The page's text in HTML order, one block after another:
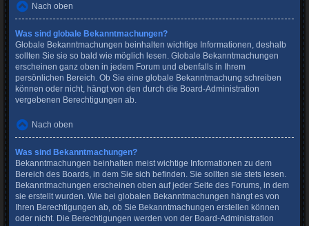
Nach oben
Was sind globale Bekanntmachungen?
Globale Bekanntmachungen beinhalten wichtige Informationen, deshalb
sollten Sie sie so bald wie möglich lesen. Globale Bekanntmachungen
erscheinen ganz oben in jedem Forum und ebenfalls in Ihrem
persönlichen Bereich. Ob Sie eine globale Bekanntmachung schreiben
können oder nicht, hängt von den durch die Board-Administration
vergebenen Berechtigungen ab.
Nach oben
Was sind Bekanntmachungen?
Bekanntmachungen beinhalten meist wichtige Informationen zu dem
Bereich des Boards, in dem Sie sich befinden. Sie sollten sie stets lesen.
Bekanntmachungen erscheinen oben auf jeder Seite des Forums, in dem
sie erstellt wurden. Wie bei globalen Bekanntmachungen hängt es von
Ihren Berechtigungen ab, ob Sie Bekanntmachungen erstellen können
oder nicht. Die Berechtigungen werden von der Board-Administration